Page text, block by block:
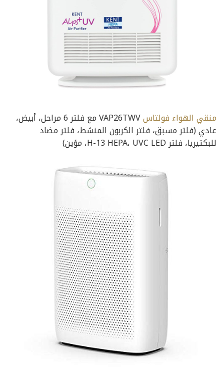
منقي الهواء فولتاس
VAP26TWV مع فلتر 6 مراحل، أبيض،
عادي (فلتر مسبق، فلتر الكربون المنشط، فلتر مضاد
للبكتيريا، فلتر H-13 HEPA، UVC LED، مؤين)